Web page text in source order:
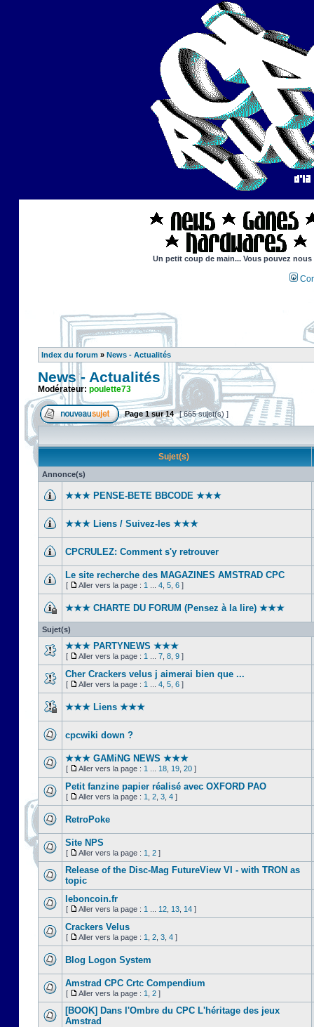
Un petit coup de main... Vous pouvez
Index du forum » News - Actualités
News - Actualités
Modérateur: poulette73
Page1sur14 [ 665 sujet(s) ]
Sujet(s)
Annonce(s)
★★★ PENSE-BETE BBCODE ★★★
★★★ Liens / Suivez-les ★★★
CPCRULEZ: Comment s'y retrouver‎
Le site recherche des MAGAZINES AMSTRAD CPC
[ Aller vers la page : 1 4 5 6 ]
★★★ CHARTE DU FORUM (Pensez à la lire) ★★★
Sujet(s)
★★★ PARTYNEWS ★★★
[ Aller vers la page : 1 7 8 9 ]
Cher Crackers velus j aimerai bien que ...
[ Aller vers la page : 1 4 5 6 ]
★★★ Liens ★★★
cpcwiki down ?
★★★ GAMiNG NEWS ★★★
[ Aller vers la page : 1 18 19 20 ]
Petit fanzine papier réalisé avec OXFORD PAO
[ Aller vers la page : 1 2 3 4 ]
RetroPoke
Site NPS
[ Aller vers la page : 1 2 ]
Release of the Disc-Mag FutureView VI - with TRON as
topic
leboncoin.fr
[ Aller vers la page : 1 12 13 14 ]
Crackers Velus
[ Aller vers la page : 1 2 3 4 ]
Blog Logon System
Amstrad CPC Crtc Compendium
[ Aller vers la page : 1 2 ]
[BOOK] Dans l'Ombre du CPC L'héritage des jeux
Amstrad